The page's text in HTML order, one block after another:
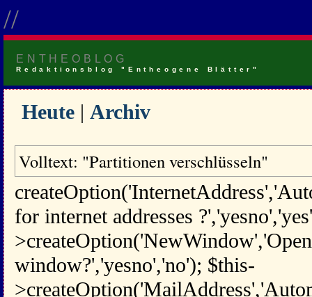
//
ENTHEOBLOG
Redaktionsblog "Entheogene Blätter"
Heute | Archiv
Volltext: "Partitionen verschlüsseln"
for internet addresses
window?','yesno','no'); $this-